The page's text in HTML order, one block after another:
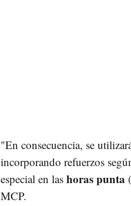
"En consecuencia, se
incorporando refuerzos
especial en las horas punta
MCP.